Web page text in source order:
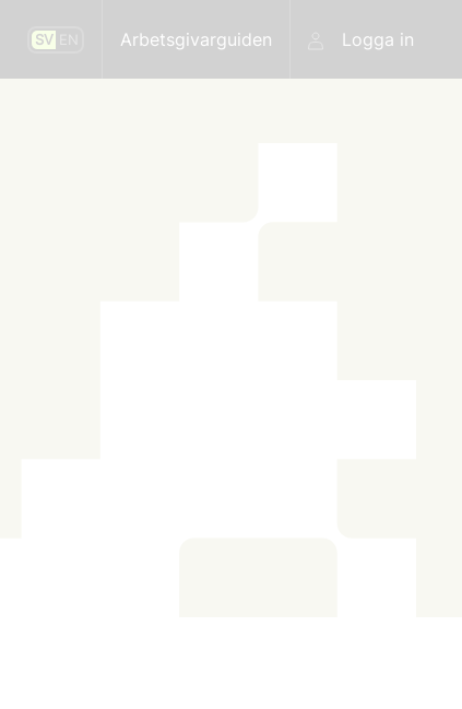
SV Arbetsgivarguiden Logga in